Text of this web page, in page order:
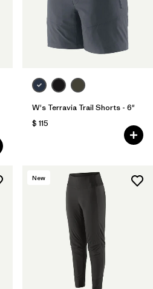
W's Terravia Trail Shorts - 6"
$ 115
New